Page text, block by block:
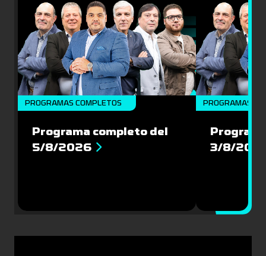
PROGRAMAS COMPLETOS
Programa completo del
5/8/2026
PROGRAMAS
3/8/